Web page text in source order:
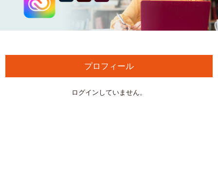
プロフィール
ログインしていません。